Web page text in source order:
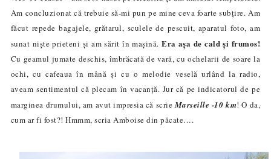
Am concluzionat că trebuie să-mi pun pe mine ceva foarte subțire. Am
făcut repede bagajele, grătarul, sculele de pescuit, aparatul foto, am
sunat niște prieteni și am sărit în mașină.Era așa de cald și frumos!
Cu geamul jumate deschis, îmbrăcată de vară, cu ochelarii de soare la
ochi, cu cafeaua în mână și cu o melodie veselă urlând la radio,
aveam sentimentulcă plecam în vacanță. Jur că pe indicatorul de pe
marginea drumului, am avut impresia că scrieMarseille -10 km! O da,
cum ar fi fost?! Hmmm, scria Amboise din păcate….